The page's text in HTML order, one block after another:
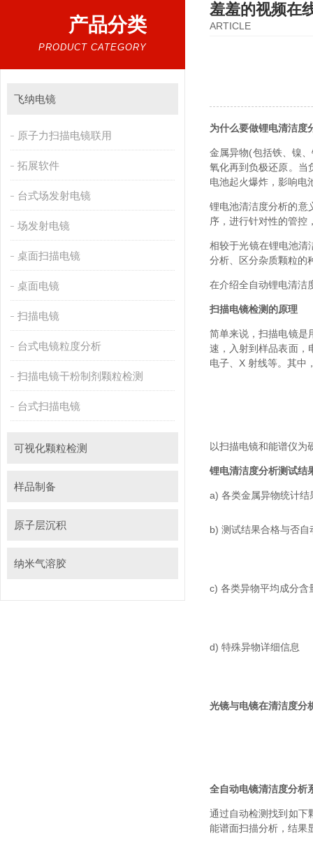
产品分类
PRODUCT CATEGORY
飞纳电镜
原子力扫描电镜联用
拓展软件
台式场发射电镜
场发射电镜
桌面扫描电镜
桌面电镜
扫描电镜
台式电镜粒度分析
扫描电镜干粉制剂颗粒检测
台式扫描电镜
可视化颗粒检测
样品制备
原子层沉积
纳米气溶胶
羞羞的视频在
ARTICLE
为什么要做锂电清洁度分析
金属异物(包括铁、镍
氧化再到负极还原。
电池起火爆炸，影
锂电池清洁度分析的意义
序，进行针对性的管控
相较于光镜在锂电池清
分析、区分杂质颗粒的
在介绍全自动锂电清洁
扫描电镜检测的原理
简单来说，扫描电镜
速，入射到样品表面
电子、X 射线等。其
以扫描电镜和能谱仪为硬
锂电清洁度分析测试结果
a) 各类金属异物统计结
b) 测试结果合格与否自
c) 各类异物平均成分含
d) 特殊异物详细信息‍‍‍‍‍
光镜与电镜在清洁度分
全自动电镜清洁度分析系
通过自动检测找到如下
能谱面扫描分析，结果